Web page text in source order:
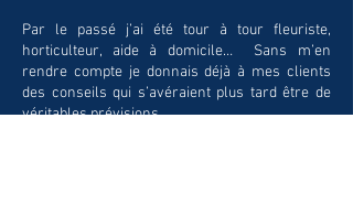
Par le passé j’ai été tour à tour fleuriste,
horticulteur, aide à domicile… Sans m’en
rendre compte je donnais déjà à mes clients
des conseils qui s’avéraient plus tard être de
véritables prévisions.